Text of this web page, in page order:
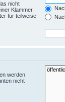
nicht
Klammer,
für teilweise
werden
nicht